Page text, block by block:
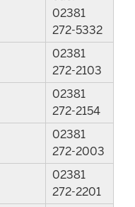
02381
272-5332
02381
272-2103
02381
272-2154
02381
272-2003
02381
272-2201